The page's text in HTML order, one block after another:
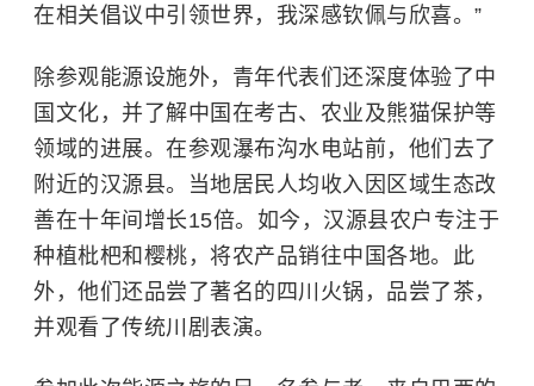
在相关倡议中引领世界，我深感钦佩与欣喜。”
除参观能源设施外，青年代表们还深度体验了中
国文化，并了解中国在考古、农业及熊猫保护等
领域的进展。在参观瀑布沟水电站前，他们去了
附近的汉源县。当地居民人均收入因区域生态改
善在十年间增长15倍。如今，汉源县农户专注于
种植枇杷和樱桃，将农产品销往中国各地。此
外，他们还品尝了著名的四川火锅，品尝了茶，
并观看了传统川剧表演。